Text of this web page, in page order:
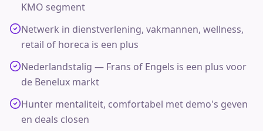
KMO segment
Netwerk in dienstverlening, vakmannen, wellness,
retail of horeca is een plus
Nederlandstalig — Frans of Engels is een plus voor
de Benelux markt
Hunter mentaliteit, comfortabel met demo's geven
en deals closen